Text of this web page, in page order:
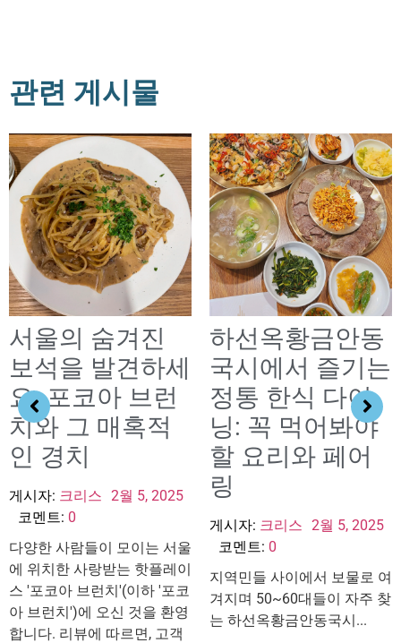
관련 게시물
서울의 숨겨진
보석을 발견하세
요: 포코아 브런
치와 그 매혹적
인 경치
게시자: 크리스 2월 5, 2025
코멘트: 0
다양한 사람들이 모이는 서울
에 위치한 사랑받는 핫플레이
스 '포코아 브런치'(이하 '포코
아 브런치')에 오신 것을 환영
합니다. 리뷰에 따르면, 고객
하선옥황금안동
국시에서 즐기는
정통 한식 다이
닝: 꼭 먹어봐야
할 요리와 페어
링
게시자: 크리스 2월 5, 2025
코멘트: 0
지역민들 사이에서 보물로 여
겨지며 50~60대들이 자주 찾
는 하선옥황금안동국시...